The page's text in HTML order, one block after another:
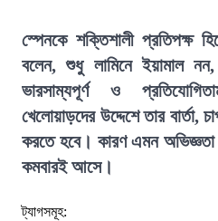
স্পেনকে শক্তিশালী প্রতিপক্ষ
বলেন, শুধু লামিনে ইয়ামাল
ভারসাম্যপূর্ণ ও
খেলোয়াড়দের উদ্দেশে তার বার্তা,
করতে হবে। কারণ এমন
কমবারই আসে।
ট্যাগসমূহ: